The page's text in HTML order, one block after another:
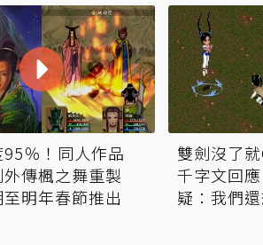
％！同人作品
外傳楓之舞重製
明年春節推出
雙劍沒了
千字文回
疑：我們